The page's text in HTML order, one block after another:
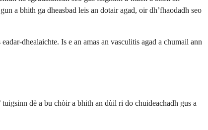
a bhith ga dheasbad leis an dotair agad, oir dh’fhaodadh seo
dhealaichte. Is e an amas an vasculitis agad a chumail ann
dè a bu chòir a bhith an dùil ri do chuideachadh gus a